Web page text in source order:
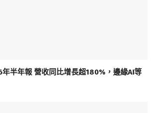
半年報 營收同比增長超180%，邊緣AI等